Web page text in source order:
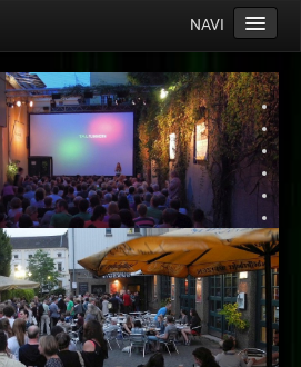
NAVI